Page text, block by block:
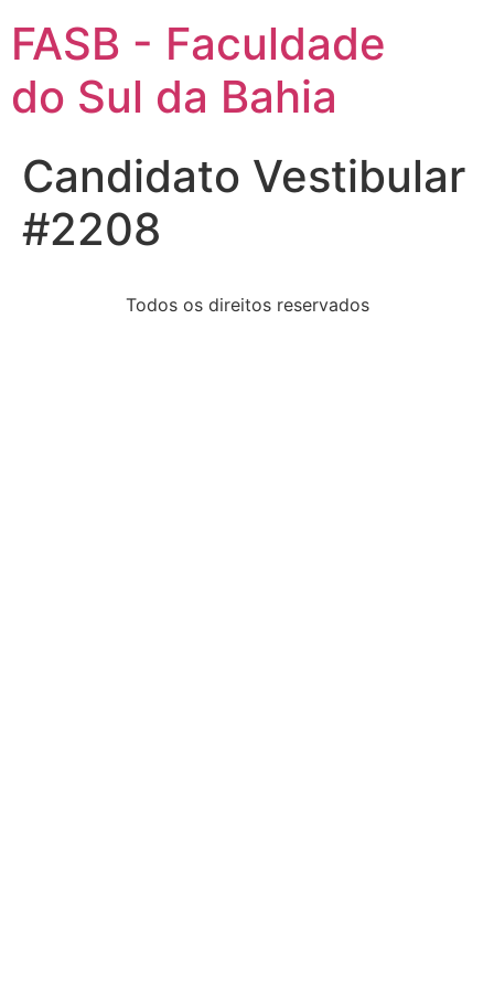
FASB - Faculdade
do Sul da Bahia
Candidato Vestibular
#2208
Todos os direitos reservados